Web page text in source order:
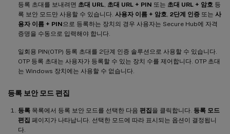
등록 초대를 보내려면 초대 URL, 초대 URL + PIN 또는 초대 URL + 암호 등
록 보안 모드만 사용할 수 있습니다. 사용자 이름 + 암호, 2단계 인증 또는 사
용자 이름 + PIN으로 등록하는 장치의 경우 사용자는 Secure Hub에 자격
증명을 수동으로 입력해야 합니다.
일회용 PIN(OTP) 등록 초대를 2단계 인증 솔루션으로 사용할 수 있습니다.
OTP 등록 초대는 사용자가 등록할 수 있는 장치 수를 제어합니다. OTP 초대
는 Windows 장치에는 사용할 수 없습니다.
등록 보안 모드 편집
등록 목록에서 등록 보안 모드를 선택한 다음 편집을 클릭합니다. 등록 모드
편집 페이지가 나타납니다. 선택한 모드에 따라 표시되는 옵션이 결정됩니
다.